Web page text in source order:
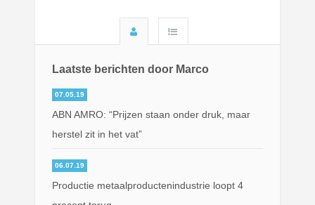
Laatste berichten door Marco
07.05.19
ABN AMRO: “Prijzen staan onder druk, maar
herstel zit in het vat”
06.07.19
Productie metaalproductenindustrie loopt 4